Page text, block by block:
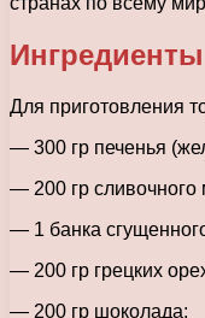
Для приготовления
— 300 гр печенья
— 200 гр сливочного
— 1 банка
— 200 гр грецких
— 200 гр шоколада;